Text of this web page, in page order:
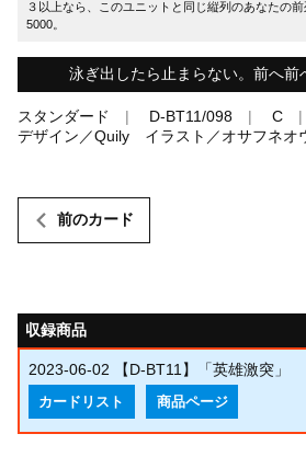
３以上なら、このユニットと同じ縦列のあなたの
5000。
泳ぎ出したら止まらない。前へ前
スタンダード D-BT11/098
C
デザイン／Quily イラスト／オサフネオ
前のカード
収録商品
2023-06-02 【D-BT11】「英雄激突」
カードリスト 商品ページ